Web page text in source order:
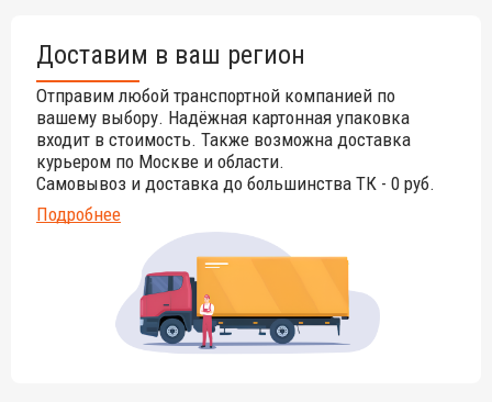
Доставим в ваш регион
Отправим любой транспортной компанией по
вашему выбору. Надёжная картонная упаковка
входит в стоимость. Также возможна доставка
курьером по Москве и области.
Самовывоз и доставка до большинства ТК - 0 руб.
Подробнее